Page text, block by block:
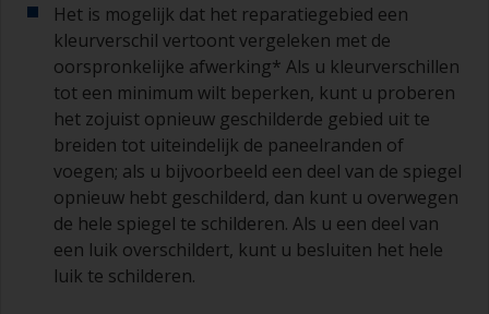
Het is mogelijk dat het reparatiegebied een
kleurverschil vertoont vergeleken met de
oorspronkelijke afwerking* Als u kleurverschillen
tot een minimum wilt beperken, kunt u proberen
het zojuist opnieuw geschilderde gebied uit te
breiden tot uiteindelijk de paneelranden of
voegen; als u bijvoorbeeld een deel van de spiegel
opnieuw hebt geschilderd, dan kunt u overwegen
de hele spiegel te schilderen. Als u een deel van
een luik overschildert, kunt u besluiten het hele
luik te schilderen.